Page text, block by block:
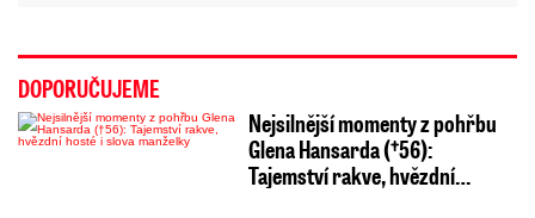
DOPORUČUJEME
Nejsilnější momenty z pohřbu
Glena Hansarda (†56):
Tajemství rakve, hvězdní…